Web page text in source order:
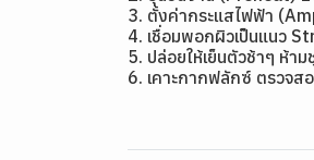
3. ตั้งค่ากระแสไฟฟ้า
4. เชื่อมพอกผิวเป็นแนว
5. ปล่อยให้เย็นตัวช้าๆ ห้า
6. เคาะกากฟลักซ์ ตรวจส